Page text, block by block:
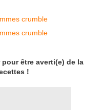
être averti(e) de la
!